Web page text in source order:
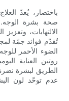
باختصار، يُعدّ
صحة بشرة الوجه.
الالتهابات،
تُقدّم فوائد جمّة
الضوء الأحمر
روتين العناية
الطريق لبشرة
عدم توحّد لون